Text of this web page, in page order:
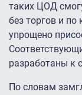
таких ЦОД
без торгов и
упрощено
разработаны к
По словам